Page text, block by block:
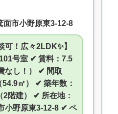
面市小野原東3-12-8
可！広々2LDK✨】
号室 ✔ 賃料：7.5
なし！） ✔ 間取
㎡） ✔ 築年数：
2階建） ✔ 所在地：
小野原東3-12-8 ✔ ペ